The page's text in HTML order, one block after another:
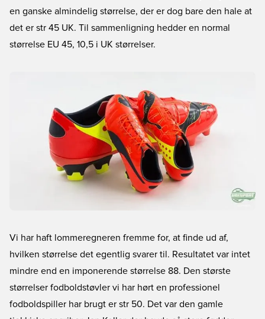
en ganske almindelig størrelse, der er dog bare den hale at
det er str 45 UK. Til sammenligning hedder en normal
størrelse EU 45, 10,5 i UK størrelser.
Vi har haft lommeregneren fremme for, at finde ud af,
hvilken størrelse det egentlig svarer til. Resultatet var intet
mindre end en imponerende størrelse 88. Den største
størrelser fodboldstøvler vi har hørt en professionel
fodboldspiller har brugt er str 50. Det var den gamle